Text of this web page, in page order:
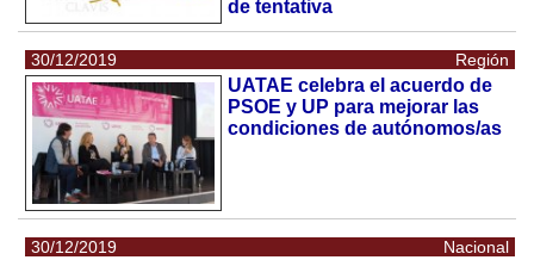
de tentativa
30/12/2019 Región
UATAE celebra el acuerdo de
PSOE y UP para mejorar las
condiciones de autónomos/as
30/12/2019 Nacional